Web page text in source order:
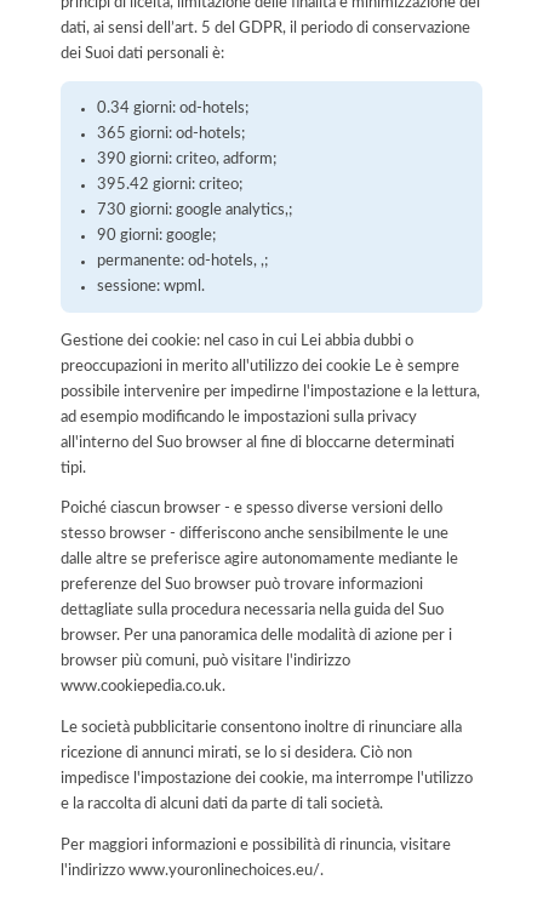
dati, ai sensi dell’art. 5 del GDPR, il periodo di conservazione
dei Suoi dati personali è:
0.34 giorni: od-hotels;
365 giorni: od-hotels;
390 giorni: criteo, adform;
395.42 giorni: criteo;
730 giorni: google analytics,;
90 giorni: google;
permanente: od-hotels, ,;
sessione: wpml.
Gestione dei cookie: nel caso in cui Lei abbia dubbi o
preoccupazioni in merito all'utilizzo dei cookie Le è sempre
possibile intervenire per impedirne l'impostazione e la lettura,
ad esempio modificando le impostazioni sulla privacy
all'interno del Suo browser al fine di bloccarne determinati
tipi.
Poiché ciascun browser - e spesso diverse versioni dello
stesso browser - differiscono anche sensibilmente le une
dalle altre se preferisce agire autonomamente mediante le
preferenze del Suo browser può trovare informazioni
dettagliate sulla procedura necessaria nella guida del Suo
browser. Per una panoramica delle modalità di azione per i
browser più comuni, può visitare l'indirizzo
www.cookiepedia.co.uk.
Le società pubblicitarie consentono inoltre di rinunciare alla
ricezione di annunci mirati, se lo si desidera. Ciò non
impedisce l'impostazione dei cookie, ma interrompe l'utilizzo
e la raccolta di alcuni dati da parte di tali società.
Per maggiori informazioni e possibilità di rinuncia, visitare
l'indirizzo www.youronlinechoices.eu/.